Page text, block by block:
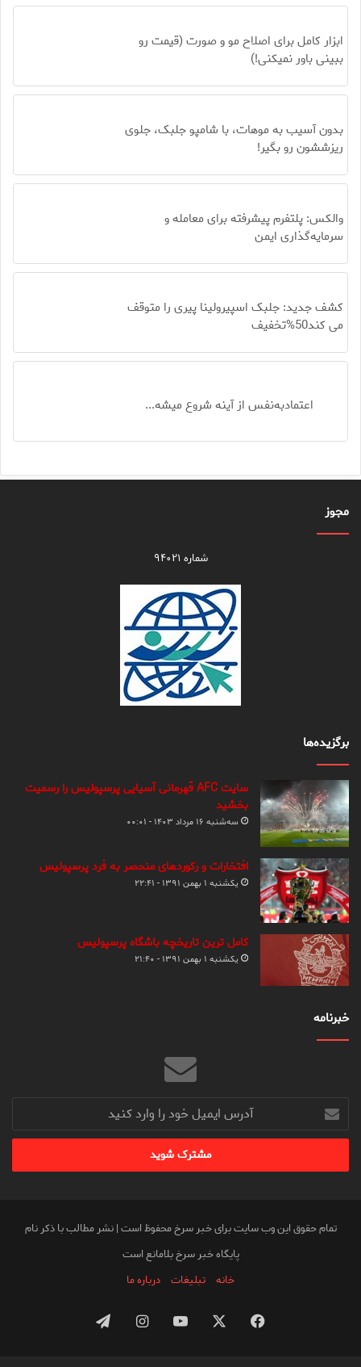
ابزار کامل برای اصلاح مو و صورت (قیمت رو
ببینی باور نمیکنی!)
بدون آسیب به موهات، با شامپو جلبک، جلوی
ریزششون رو بگیر!
والکس: پلتفرم پیشرفته برای معامله و
سرمایه‌گذاری ایمن
کشف جدید: جلبک اسپیرولینا پیری را متوقف
می کند50%تخفیف
اعتمادبه‌نفس از آینه شروع میشه...
مجوز
شماره ۹۴۰۲۱
برگزیده‌ها
سایت AFC قهرمانی آسیایی پرسپولیس را رسمیت
بخشید
سه‌شنبه ۱۶ مرداد ۱۴۰۳ - ۰۰:۰۱
افتخارات و رکوردهای منحصر به فرد پرسپولیس
یکشنبه ۱ بهمن ۱۳۹۱ - ۲۲:۴۱
کامل ترین تاریخچه باشگاه پرسپولیس
یکشنبه ۱ بهمن ۱۳۹۱ - ۲۱:۴۰
خبرنامه
آدرس
ایمیل
خود
وارد
تمام حقوق این وب سایت برای خبر سرخ محفوظ است | نشر مطالب با ذکر نام
پایگاه خبر سرخ بلامانع است
خانه
تبلیغات درباره ما
فیس
یوتیوباینستاگرامتلگرام